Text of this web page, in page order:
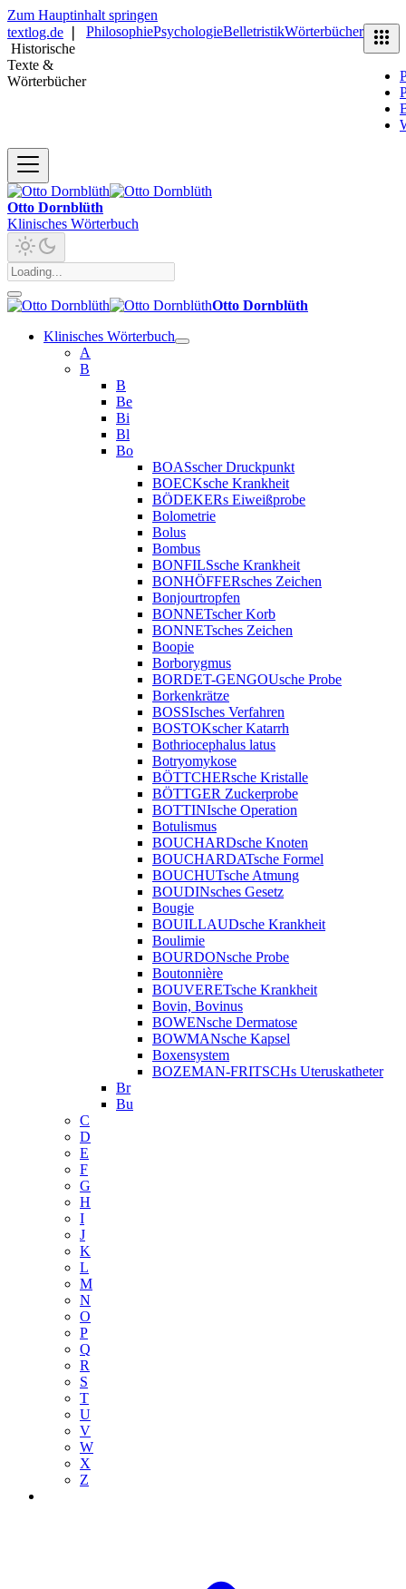
Zum Hauptinhalt springen
textlog.de
Historische
Texte &
Wörterbücher
PhilosophiePsychologieBelletristikWörterbücher
Otto Dornblüth
Klinisches Wörterbuch
Otto Dornblüth
Klinisches Wörterbuch
A
B
B
Be
Bi
Bl
Bo
BOASscher Druckpunkt
BOECKsche Krankheit
BÖDEKERs Eiweißprobe
Bolometrie
Bolus
Bombus
BONFILSsche Krankheit
BONHÖFFERsches Zeichen
Bonjourtropfen
BONNETscher Korb
BONNETsches Zeichen
Boopie
Borborygmus
BORDET-GENGOUsche Probe
Borkenkrätze
BOSSIsches Verfahren
BOSTOKscher Katarrh
Bothriocephalus latus
Botryomykose
BÖTTCHERsche Kristalle
BÖTTGER Zuckerprobe
BOTTINIsche Operation
Botulismus
BOUCHARDsche Knoten
BOUCHARDATsche Formel
BOUCHUTsche Atmung
BOUDINsches Gesetz
Bougie
BOUILLAUDsche Krankheit
Boulimie
BOURDONsche Probe
Boutonnière
BOUVERETsche Krankheit
Bovin, Bovinus
BOWENsche Dermatose
BOWMANsche Kapsel
Boxensystem
BOZEMAN-FRITSCHs Uteruskatheter
Br
Bu
C
D
E
F
G
H
I
J
K
L
M
N
O
P
Q
R
S
T
U
V
W
X
Z